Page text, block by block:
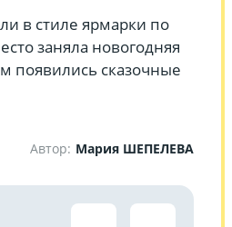
в стиле ярмарки по
заняла новогодняя
появились сказочные
Автор: Мария ШЕПЕЛЕВА